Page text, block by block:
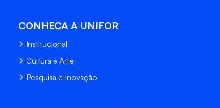
CONHEÇA A UNIFOR
Institucional
Cultura e Arte
Pesquisa e Inovação